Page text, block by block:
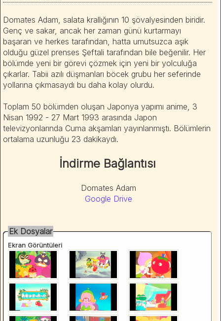
Domates Adam, salata krallığının 10 şövalyesinden biridir.
Genç ve sakar, ancak her zaman günü kurtarmayı
başaran ve herkes tarafından, hatta umutsuzca aşık
olduğu güzel prenses Şeftali tarafından bile beğenilir. Her
bölümde yeni bir görevi çözmek için yeni bir yolculuğa
çıkarlar. Tabii azılı düşmanları böcek grubu her seferinde
yollarına çıkmasaydı bu daha kolay olurdu.
Toplam 50 bölümden oluşan Japonya yapımı anime, 3
Nisan 1992 - 27 Mart 1993 arasında Japon
televizyonlarında Cuma akşamları yayınlanmıştı. Bölümlerin
ortalama uzunluğu 23 dakikaydı.
İndirme Bağlantısı
Domates Adam
Google Drive
Ek Dosyalar
Ekran Görüntüleri